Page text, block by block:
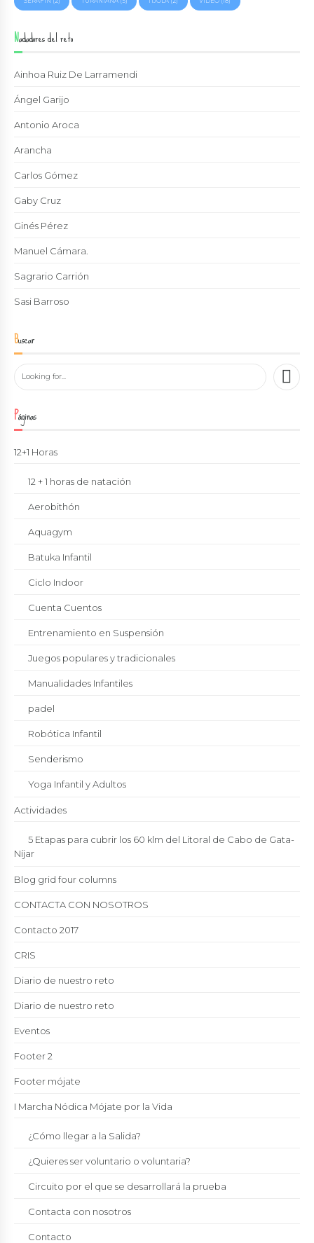
Nadadores del reto
Ainhoa Ruiz De Larramendi
Ángel Garijo
Antonio Aroca
Arancha
Carlos Gómez
Gaby Cruz
Ginés Pérez
Manuel Cámara.
Sagrario Carrión
Sasi Barroso
Buscar
Páginas
12+1 Horas
12 + 1 horas de natación
Aerobithón
Aquagym
Batuka Infantil
Ciclo Indoor
Cuenta Cuentos
Entrenamiento en Suspensión
Juegos populares y tradicionales
Manualidades Infantiles
padel
Robótica Infantil
Senderismo
Yoga Infantil y Adultos
Actividades
5 Etapas para cubrir los 60 klm del Litoral de Cabo de Gata-
Níjar
Blog grid four columns
CONTACTA CON NOSOTROS
Contacto 2017
CRIS
Diario de nuestro reto
Diario de nuestro reto
Eventos
Footer 2
Footer mójate
I Marcha Nódica Mójate por la Vida
¿Cómo llegar a la Salida?
¿Quieres ser voluntario o voluntaria?
Circuito por el que se desarrollará la prueba
Contacta con nosotros
Contacto